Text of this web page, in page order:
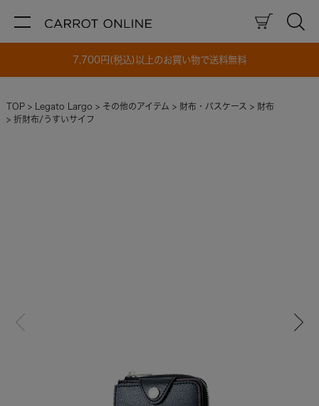
7,700円(税込)以上のお買い物で送料無料
TOP Legato Largo その他のアイテム 財布・パスケース
財布
折財布/うすいサイフ